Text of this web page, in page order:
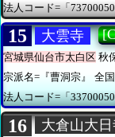
法人コード=「
15 大雲寺
宮城県仙台市太白区 秋
宗派名=『曹洞宗』
全
法人コード=「
16 大倉山大